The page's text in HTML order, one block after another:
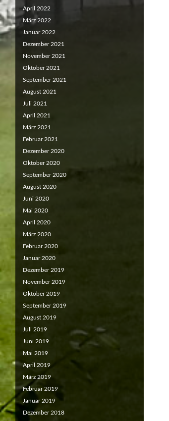
April 2022
März 2022
Januar 2022
Dezember 2021
November 2021
Oktober 2021
September 2021
August 2021
Juli 2021
April 2021
März 2021
Februar 2021
Dezember 2020
Oktober 2020
September 2020
August 2020
Juni 2020
Mai 2020
April 2020
März 2020
Februar 2020
Januar 2020
Dezember 2019
November 2019
Oktober 2019
September 2019
August 2019
Juli 2019
Juni 2019
Mai 2019
April 2019
März 2019
Februar 2019
Januar 2019
Dezember 2018